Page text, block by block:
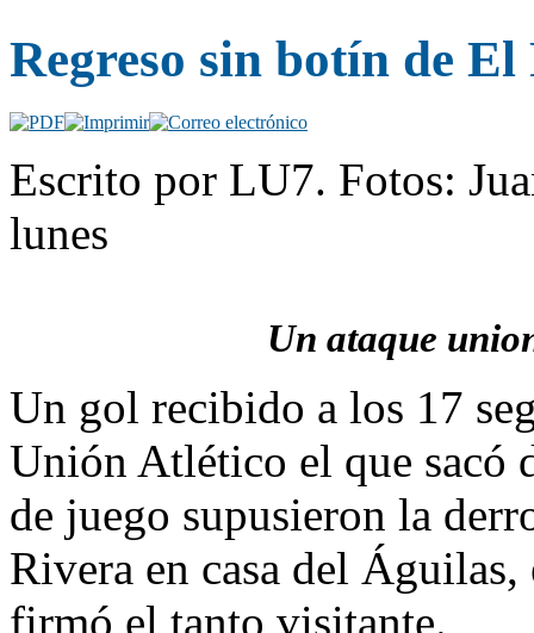
Regreso sin botín de
Escrito por LU7. Fotos:
lunes
Un ataque
Un gol recibido a los 17
Unión Atlético el que sacó
de juego supusieron la
Rivera en casa del
firmó el tanto visitante.